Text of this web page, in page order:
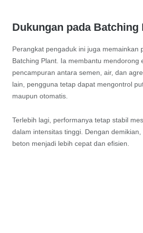
Dukungan pada Batching
Perangkat pengaduk ini juga memainkan
Batching Plant. Ia membantu mendorong
pencampuran antara semen, air, dan
lain, pengguna tetap dapat mengontrol
maupun otomatis.
Terlebih lagi, performanya tetap stabil
dalam intensitas tinggi. Dengan
beton menjadi lebih cepat dan efisien.